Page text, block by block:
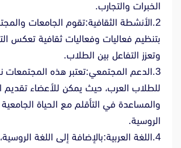
الخبرات والتجارب.
2.الأنشطة الثقافية:تقوم الجامعات
بتنظيم فعاليات وفعاليات ثقافية تعكس
وتعزز التفاعل بين الطلاب.
3.الدعم المجتمعي:تعتبر هذه
للطلاب العرب، حيث يمكن للأعضاء تقديم
والمساعدة في التأقلم مع الحياة الجامعية
الروسية.
4.اللغة العربية:بالإضافة إلى اللغة